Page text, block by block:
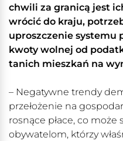
chwili za granicą jest
wrócić do kraju,
uproszczenie systemu
kwoty wolnej od
tanich mieszkań na
– Negatywne trendy
przełożenie na
rosnące płace, co
obywatelom, którzy